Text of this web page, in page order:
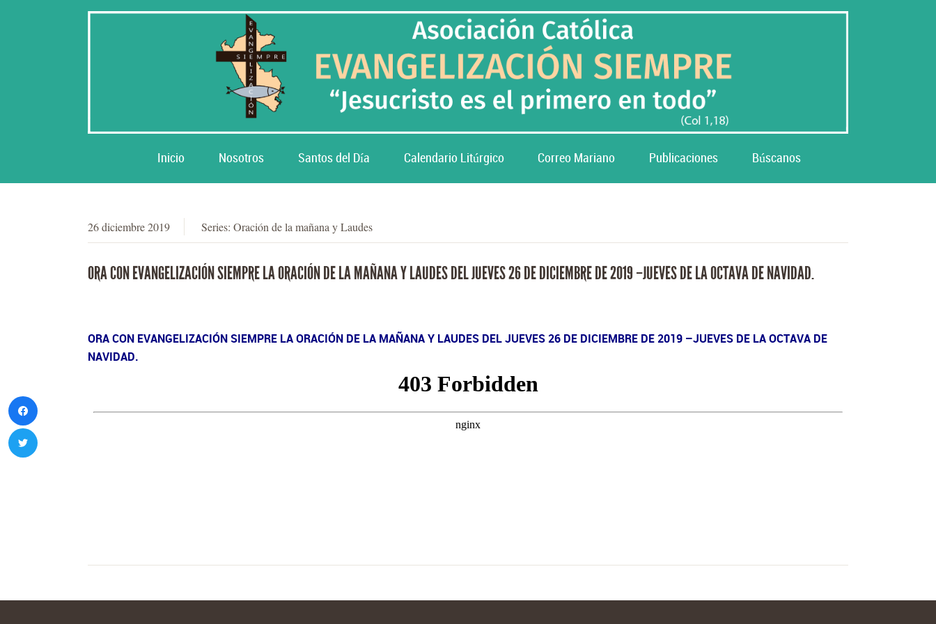
Inicio Nosotros Santos del Día Calendario Litúrgico Correo Mariano Publicaciones Búscanos
26 diciembre 2019 Series: Oración de la mañana y Laudes
ORA CON EVANGELIZACIÓN SIEMPRE LA ORACIÓN DE LA MAÑANA Y LAUDES DEL JUEVES 26 DE DICIEMBRE DE 2019 –JUEVES DE LA OCTAVA DE NAVIDAD.
ORA CON EVANGELIZACIÓN SIEMPRE LA ORACIÓN DE LA MAÑANA Y LAUDES DEL JUEVES 26 DE DICIEMBRE DE 2019 –JUEVES DE LA OCTAVA DE
NAVIDAD.